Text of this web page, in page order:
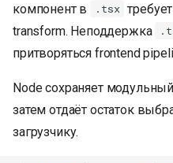
компонент в
.tsx
transform. Неподдержка
притворяться frontend
Node сохраняет
затем отдаёт остаток
загрузчику.